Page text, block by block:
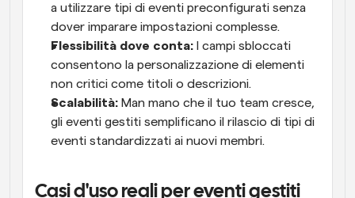
a utilizzare tipi di eventi preconfigurati senza
dover imparare impostazioni complesse.
Flessibilità dove conta: I campi sbloccati
consentono la personalizzazione di elementi
non critici come titoli o descrizioni.
Scalabilità: Man mano che il tuo team cresce,
gli eventi gestiti semplificano il rilascio di tipi di
eventi standardizzati ai nuovi membri.
Casi d'uso reali per eventi gestiti